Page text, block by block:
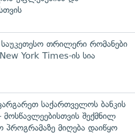
საუკეთესო თრილერი რომანები
York Times-ის სია
საქართველოს ბანკის
შექმნილ
პროგრამაზე მიღება დაიწყო